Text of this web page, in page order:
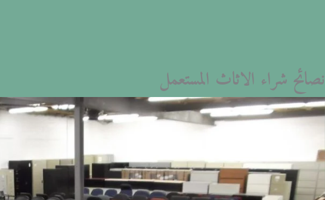
نصائح شراء الاثاث المستعمل